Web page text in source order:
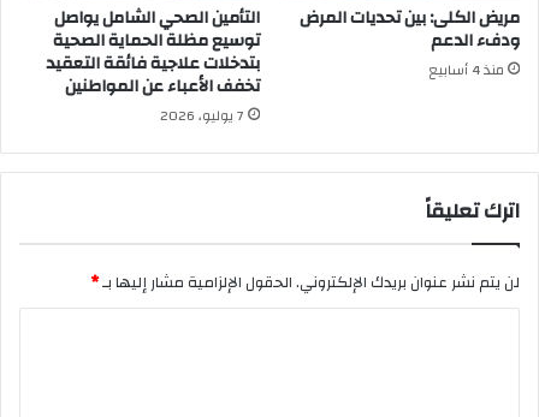
مريض الكلى: بين تحديات المرض
ودفء الدعم
منذ 4 أسابيع
التأمين الصحي الشامل يواصل
توسيع مظلة الحماية الصحية
بتدخلات علاجية فائقة التعقيد
تخفف الأعباء عن المواطنين
7 يوليو، 2026
اترك تعليقاً
لن يتم نشر عنوان بريدك الإلكتروني.الحقول الإلزامية مشار إليها بـ*